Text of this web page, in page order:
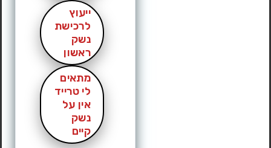
ייעוץ
לרכישת
נשק
ראשון
מתאים
לי טרייד
אין על
נשק
קיים